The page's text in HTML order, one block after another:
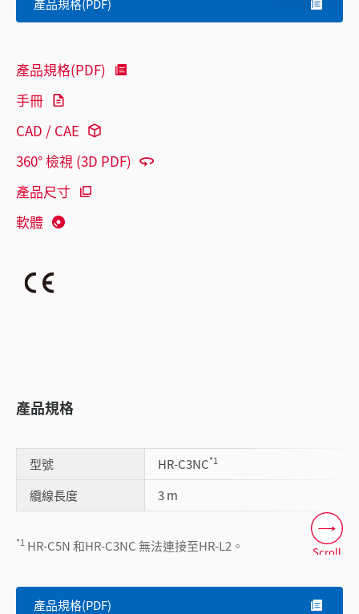
產品規格(PDF)
產品規格(PDF)
手冊
CAD / CAE
360° 檢視 (3D PDF)
產品尺寸
軟體
產品規格
型號 HR-C3NC*1
纜線長度 3 m
*1 HR-C5N 和HR-C3NC 無法連接至HR-L2。 Scroll
產品規格(PDF)